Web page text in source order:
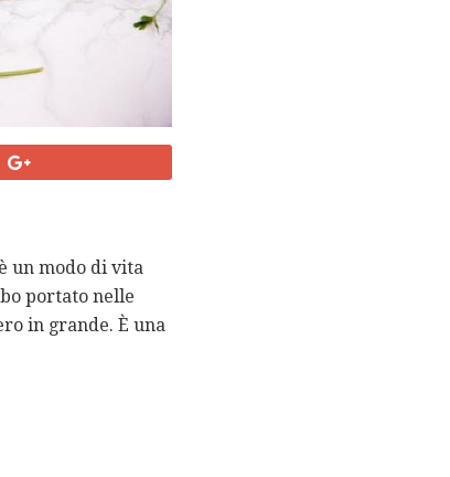
un modo di vita
portato nelle
in grande. È una